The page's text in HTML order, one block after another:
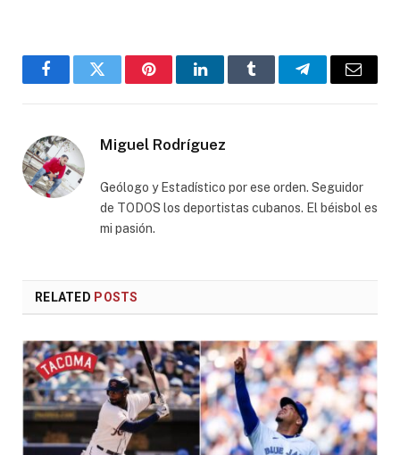
FacebookTwitter PinterestLinkedInTumblr TelegramEmail
Miguel Rodríguez
Geólogo y Estadístico por ese orden. Seguidor
de TODOS los deportistas cubanos. El béisbol es
mi pasión.
RELATED POSTS